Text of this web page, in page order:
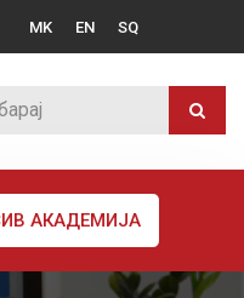
MK EN SQ
АКАДЕМИЈА